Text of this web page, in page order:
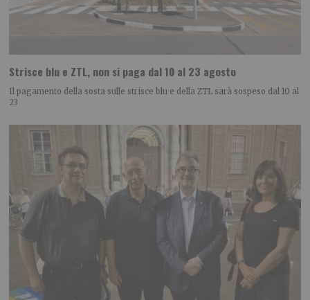
Strisce blu e ZTL, non si paga dal 10 al 23 agosto
Il pagamento della sosta sulle strisce blu e della ZTL sarà sospeso dal 10 al
23